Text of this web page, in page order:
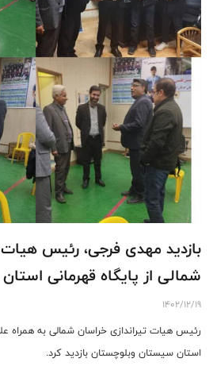
بازدید مهدی فرجی، رئیس هیات
شمالی از پایگاه قهرمانی استان
1402/12/19
رئیس هیات تیراندازی خراسان شمالی به همراه
استان سیستان وبلوچستان بازدید کرد.